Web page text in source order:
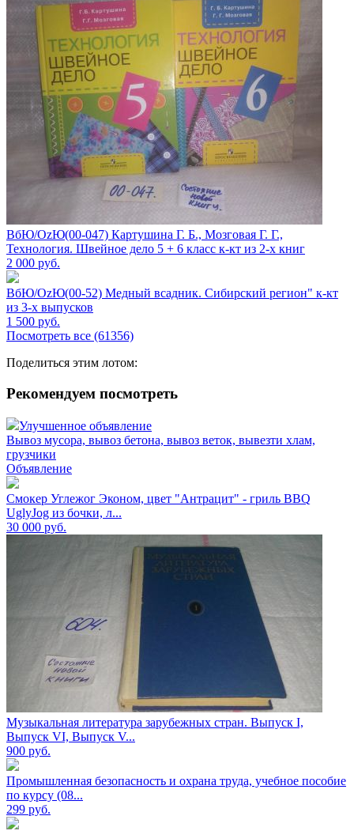
ВбЮ/OzЮ(00-047) Картушина Г. Б., Мозговая Г. Г.,
Технология. Швейное дело 5 + 6 класс к-кт из 2-х книг
2 000 руб.
ВбЮ/OzЮ(00-52) Медный всадник. Сибирский регион" к-кт
из 3-х выпусков
1 500 руб.
Посмотреть все (61356)
Поделиться этим лотом:
Рекомендуем посмотреть
Улучшенное объявление
Вывоз мусора, вывоз бетона, вывоз веток, вывезти хлам,
грузчики
Объявление
Смокер Углежог Эконом, цвет "Антрацит" - гриль BBQ
UglyJog из бочки, л...
30 000 руб.
Музыкальная литература зарубежных стран. Выпуск I,
Выпуск VI, Выпуск V...
900 руб.
Промышленная безопасность и охрана труда, учебное пособие
по курсу (08...
299 руб.